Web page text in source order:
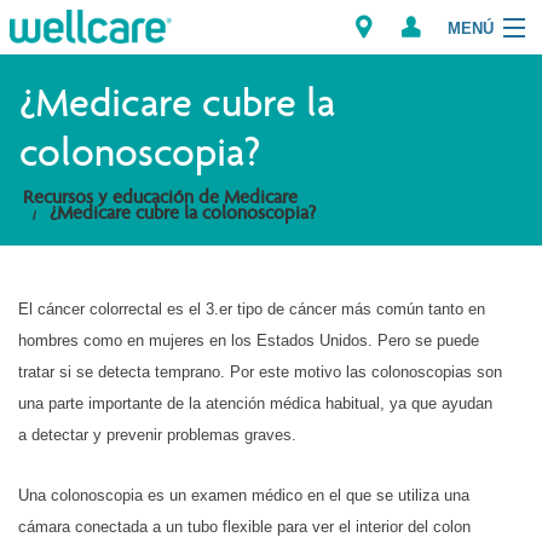
MENÚ
Explorar los Planes
Recursos para Miembros
Proveedores
Encuentre un Proveedor/Farmacia
¿Medicare cubre la
colonoscopia?
Recursos y educación de Medicare
¿Medicare cubre la colonoscopia?
El cáncer colorrectal es el 3.er tipo de cáncer más común tanto en
hombres como en mujeres en los Estados Unidos. Pero se puede
tratar si se detecta temprano. Por este motivo las colonoscopias son
una parte importante de la atención médica habitual, ya que ayudan
a detectar y prevenir problemas graves.
Una colonoscopia es un examen médico en el que se utiliza una
cámara conectada a un tubo flexible para ver el interior del colon